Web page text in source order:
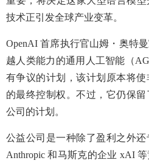
技术正引发全球产业变革。
OpenAI 首席执行官山姆・奥特
越人类能力的通用人工智能（
有争议的计划，该计划原本将
的最终控制权。不过，它仍保
公司的计划。
公益公司是一种除了盈利之外
Anthropic 和马斯克的企业 xAI